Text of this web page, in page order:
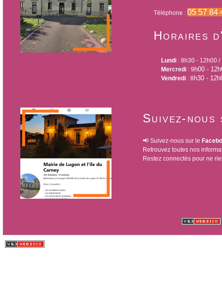
Téléphone : 05 57 84
Horaires
Lundi : 8h30 - 12h00
Mercredi : 9 h00 -
Vendredi : 8 h30 -
Suivez-
📢 Suivez-nous sur le
Retrouvez toutes nos
Restez connectés pour ne